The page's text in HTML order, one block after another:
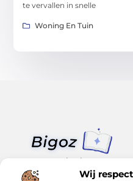
Wij
te vervallen in snelle
Woning En Tuin
Van klein nieuws tot
Lees inspirerende blogs en